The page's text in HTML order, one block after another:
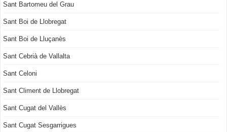
Sant Bartomeu del Grau
Sant Boi de Llobregat
Sant Boi de Lluçanès
Sant Cebrià de Vallalta
Sant Celoni
Sant Climent de Llobregat
Sant Cugat del Vallès
Sant Cugat Sesgarrigues